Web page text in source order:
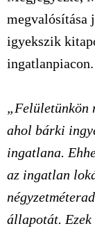
megvalósítása
igyekszik
ingatlanpiacon.
„Felületünkön
ahol bárki
ingatlana.
az ingatlan
állapotát.